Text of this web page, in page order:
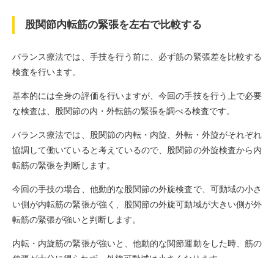
股関節内転筋の緊張を左右で比較する
バランス療法では、手技を行う前に、必ず筋の緊張差を比較する
検査を行います。
基本的には全身の評価を行いますが、今回の手技を行う上で必要
な検査は、股関節の内・外転筋の緊張を調べる検査です。
バランス療法では、股関節の内転・内旋、外転・外旋がそれぞれ
協調して働いていると考えているので、股関節の外旋検査から内
転筋の緊張を判断します。
今回の手技の場合、他動的な股関節の外旋検査で、可動域の小さ
い側が内転筋の緊張が強く、股関節の外旋可動域が大きい側が外
転筋の緊張が強いと判断します。
内転・内旋筋の緊張が強いと、他動的な関節運動をした時、筋の